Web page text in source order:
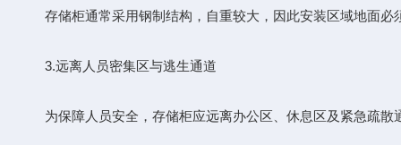
存储柜通常采用钢制结构，自重较大，因此安装区域地面必
3.远离人员密集区与逃生通道
为保障人员安全，存储柜应远离办公区、休息区及紧急疏散